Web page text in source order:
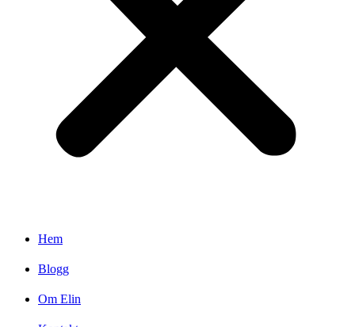
Hem
Blogg
Om Elin